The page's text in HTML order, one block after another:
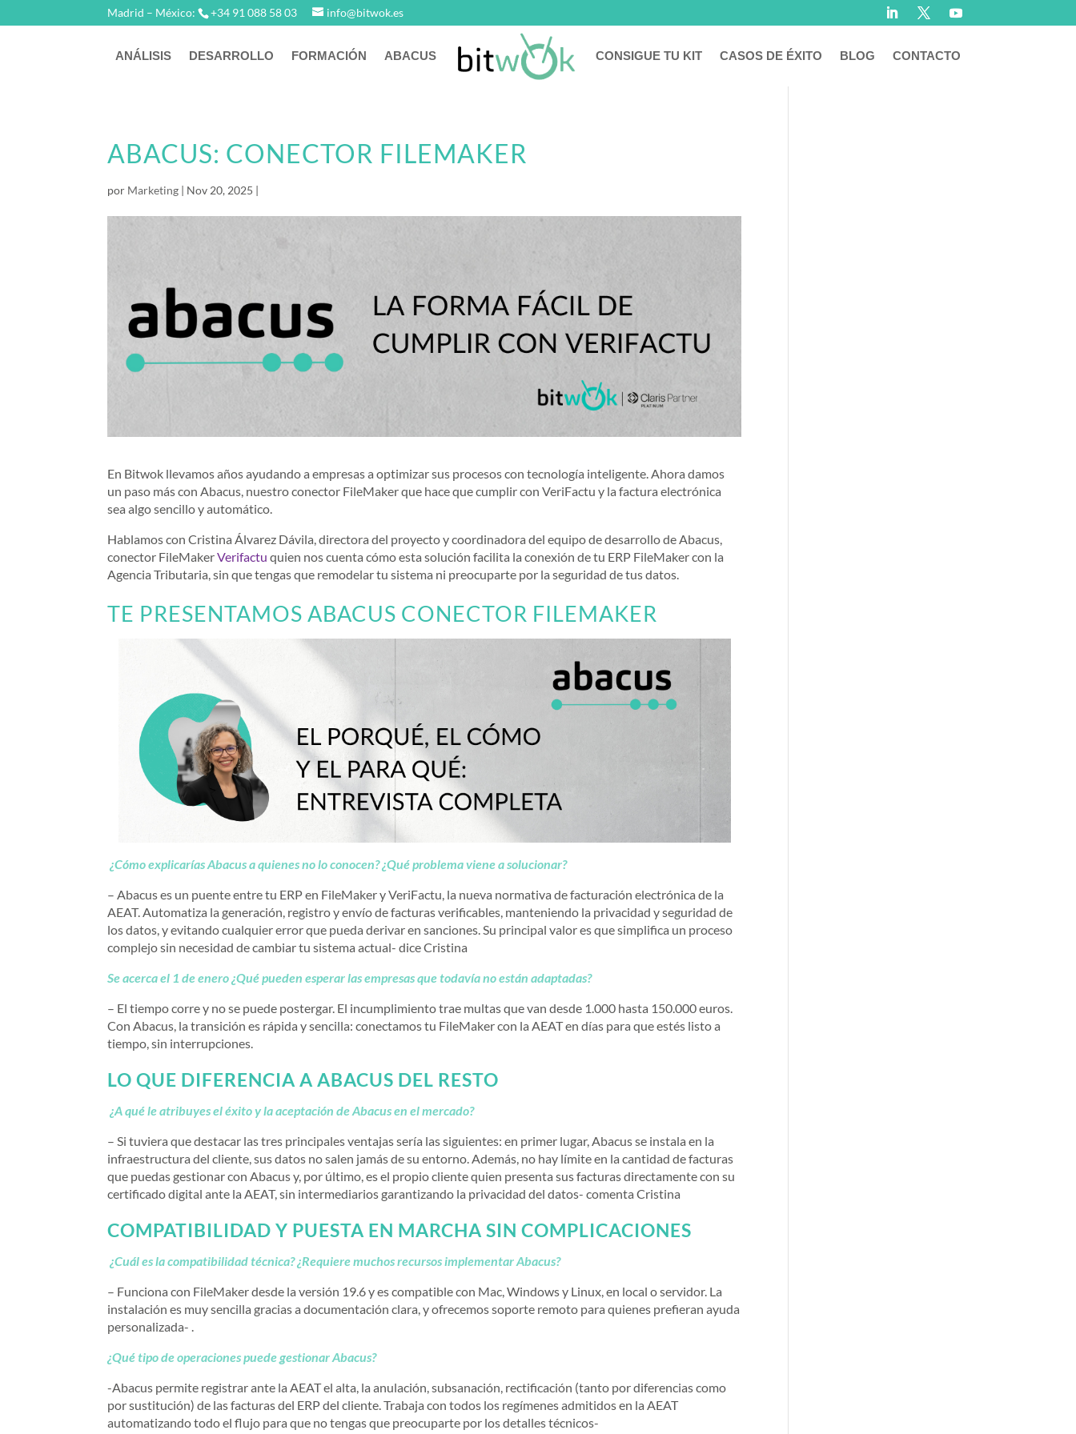
Madrid – México: +34 91 088 58 03 info@bitwok.es
ANÁLISIS DESARROLLO FORMACIÓN ABACUS CONSIGUE TU KIT CASOS DE ÉXITO BLOG CONTACTO
ABACUS: CONECTOR FILEMAKER
por Marketing | Nov 20, 2025 |
En Bitwok llevamos años ayudando a empresas a optimizar sus procesos con tecnología inteligente. Ahora damos
un paso más con Abacus, nuestro conector FileMaker que hace que cumplir con VeriFactu y la factura electrónica
sea algo sencillo y automático.
Hablamos con Cristina Álvarez Dávila, directora del proyecto y coordinadora del equipo de desarrollo de Abacus,
conector FileMakerVerifactu quien nos cuenta cómo esta solución facilita la conexión de tu ERP FileMaker con la
Agencia Tributaria, sin que tengas que remodelar tu sistema ni preocuparte por la seguridad de tus datos.
TE PRESENTAMOS ABACUS CONECTOR FILEMAKER
¿Cómo explicarías Abacus a quienes no lo conocen? ¿Qué problema viene a solucionar?
– Abacus es un puente entre tu ERP en FileMaker y VeriFactu, la nueva normativa de facturación electrónica de la
AEAT. Automatiza la generación, registro y envío de facturas verificables, manteniendo la privacidad y seguridad de
los datos, y evitando cualquier error que pueda derivar en sanciones. Su principal valor es que simplifica un proceso
complejo sin necesidad de cambiar tu sistema actual- dice Cristina
Se acerca el 1 de enero ¿Qué pueden esperar las empresas que todavía no están adaptadas?
– El tiempo corre y no se puede postergar. El incumplimiento trae multas que van desde 1.000 hasta 150.000 euros.
Con Abacus, la transición es rápida y sencilla: conectamos tu FileMaker con la AEAT en días para que estés listo a
tiempo, sin interrupciones.
LO QUE DIFERENCIA A ABACUS DEL RESTO
¿A qué le atribuyes el éxito y la aceptación de Abacus en el mercado?
– Si tuviera que destacar las tres principales ventajas sería las siguientes: en primer lugar, Abacus se instala en la
infraestructura del cliente, sus datos no salen jamás de su entorno. Además, no hay límite en la cantidad de facturas
que puedas gestionar con Abacus y, por último, es el propio cliente quien presenta sus facturas directamente con su
certificado digital ante la AEAT, sin intermediarios garantizando la privacidad del datos- comenta Cristina
COMPATIBILIDAD Y PUESTA EN MARCHA SIN COMPLICACIONES
¿Cuál es la compatibilidad técnica? ¿Requiere muchos recursos implementar Abacus?
– Funciona con FileMaker desde la versión 19.6 y es compatible con Mac, Windows y Linux, en local o servidor. La
instalación es muy sencilla gracias a documentación clara, y ofrecemos soporte remoto para quienes prefieran ayuda
personalizada- .
¿Qué tipo de operaciones puede gestionar Abacus?
-Abacus permite registrar ante la AEAT el alta, la anulación, subsanación, rectificación (tanto por diferencias como
por sustitución) de las facturas del ERP del cliente. Trabaja con todos los regímenes admitidos en la AEAT
automatizando todo el flujo para que no tengas que preocuparte por los detalles técnicos-